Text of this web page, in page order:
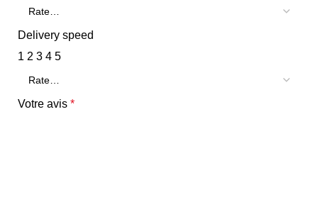
Delivery speed
1 2 3 4 5
Votre avis *